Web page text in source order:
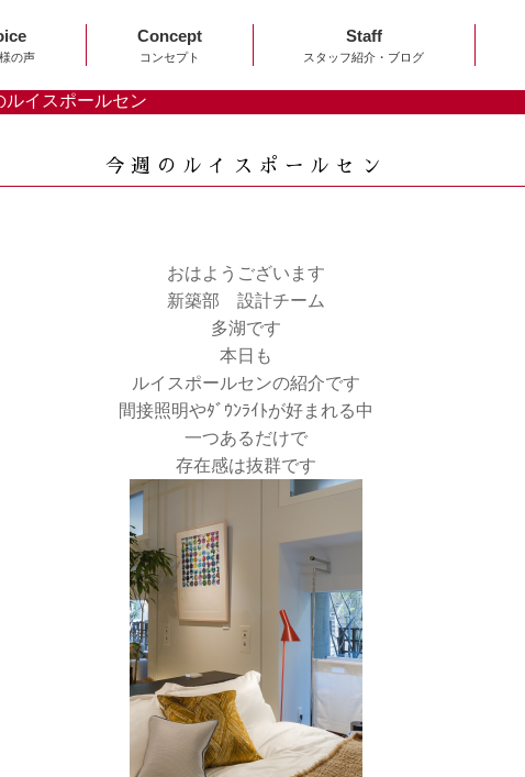
の声
Concept
コンセプト
Staff
スタッフ紹介・ブログ
ルイスポールセン
今週のルイスポールセン
おはようございます
新築部 設計チーム
多湖です
本日も
ルイスポールセンの紹介です
間接照明やﾀﾞｳﾝﾗｲﾄが好まれる中
一つあるだけで
存在感は抜群です